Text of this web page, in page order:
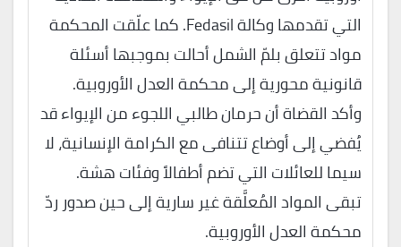
التي تقدمها وكالة Fedasil. كما علّقت المحكمة
مواد تتعلق بلمّ الشمل أحالت بموجبها أسئلة
قانونية محورية إلى محكمة العدل الأوروبية.
وأكد القضاة أن حرمان طالبي اللجوء من الإيواء قد
يُفضي إلى أوضاع تتنافى مع الكرامة الإنسانية، لا
سيما للعائلات التي تضم أطفالاً وفئات هشة.
تبقى المواد المُعلَّقة غير سارية إلى حين صدور ردّ
محكمة العدل الأوروبية.